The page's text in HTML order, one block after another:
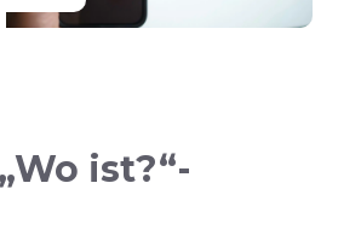
ist?“-